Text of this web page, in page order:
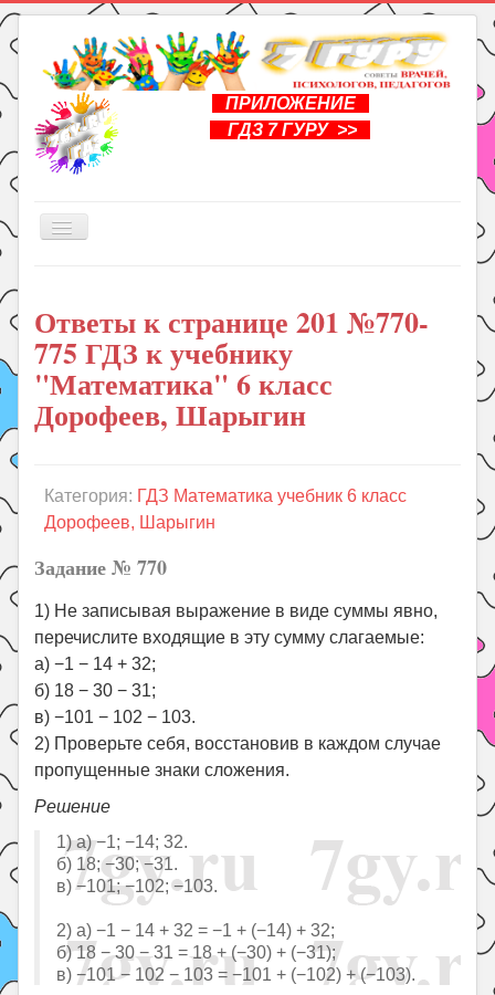
ПРИЛОЖЕНИЕ
ГДЗ 7 ГУРУ >>
Включить/
Книги
Рукоделие
Подготовка к школе
Уроки
Праздники
Летом!
Поиск
Ответы к странице 201 №770-
775 ГДЗ к учебнику
"Математика" 6 класс
Дорофеев, Шарыгин
Категория: ГДЗ Математика учебник 6 класс
Дорофеев, Шарыгин
Задание № 770
1) Не записывая выражение в виде суммы явно,
перечислите входящие в эту сумму слагаемые:
а) −1 − 14 + 32;
б) 18 − 30 − 31;
в) −101 − 102 − 103.
2) Проверьте себя, восстановив в каждом случае
пропущенные знаки сложения.
Решение
1) а) −1; −14; 32.
б) 18; −30; −31.
в) −101; −102; −103.
2) а) −1 − 14 + 32 = −1 + (−14) + 32;
б) 18 − 30 − 31 = 18 + (−30) + (−31);
в) −101 − 102 − 103 = −101 + (−102) + (−103).